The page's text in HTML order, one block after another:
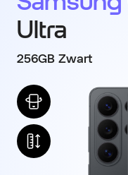
Ultra
256GB Zwart